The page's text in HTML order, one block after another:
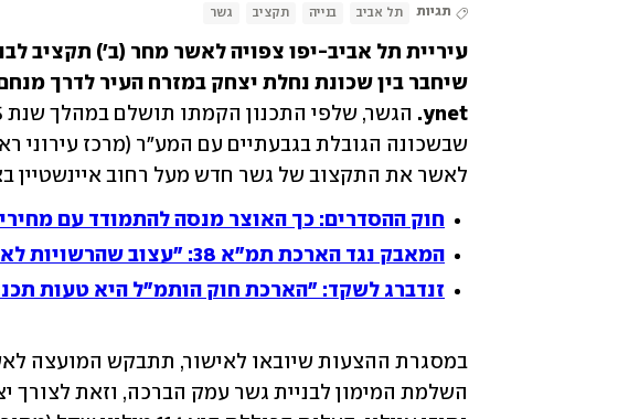
תגיות תל אביב בנייה תקציב גשר
שיחבר בין שכונת נחלת יצחק במזרח העיר לדרך
ynet.
לאשר את התקצוב של גשר חדש מעל רחוב איינשטיין
חוק ההסדרים: כך האוצר מנסה להתמודד עם מחירי
המאבק נגד הארכת תמ"א 38: "עצוב שהרשויות לא קובעות את גורלן"
זנדברג לשקד: "הארכת חוק הותמ"ל היא טעות